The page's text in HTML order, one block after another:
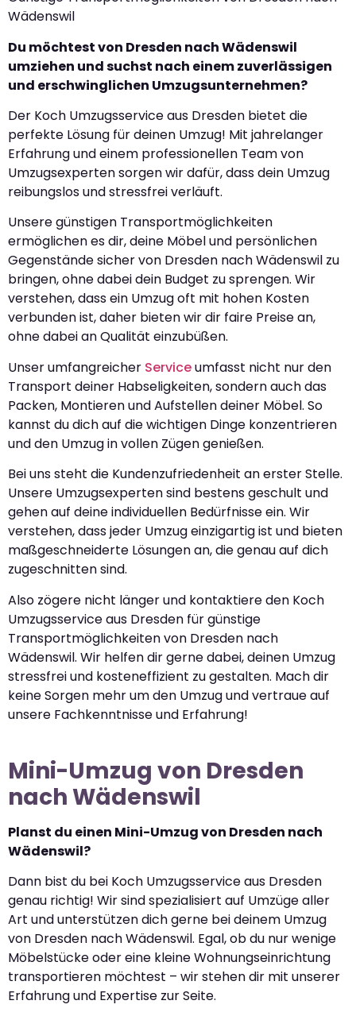
Wädenswil
Du möchtest von Dresden nach Wädenswil
umziehen und suchst nach einem zuverlässigen
und erschwinglichen Umzugsunternehmen?
Der Koch Umzugsservice aus Dresden bietet die
perfekte Lösung für deinen Umzug! Mit jahrelanger
Erfahrung und einem professionellen Team von
Umzugsexperten sorgen wir dafür, dass dein Umzug
reibungslos und stressfrei verläuft.
Unsere günstigen Transportmöglichkeiten
ermöglichen es dir, deine Möbel und persönlichen
Gegenstände sicher von Dresden nach Wädenswil zu
bringen, ohne dabei dein Budget zu sprengen. Wir
verstehen, dass ein Umzug oft mit hohen Kosten
verbunden ist, daher bieten wir dir faire Preise an,
ohne dabei an Qualität einzubüßen.
Unser umfangreicher Serviceumfasst nicht nur den
Transport deiner Habseligkeiten, sondern auch das
Packen, Montieren und Aufstellen deiner Möbel. So
kannst du dich auf die wichtigen Dinge konzentrieren
und den Umzug in vollen Zügen genießen.
Bei uns steht die Kundenzufriedenheit an erster Stelle.
Unsere Umzugsexperten sind bestens geschult und
gehen auf deine individuellen Bedürfnisse ein. Wir
verstehen, dass jeder Umzug einzigartig ist und bieten
maßgeschneiderte Lösungen an, die genau auf dich
zugeschnitten sind.
Also zögere nicht länger und kontaktiere den Koch
Umzugsservice aus Dresden für günstige
Transportmöglichkeiten von Dresden nach
Wädenswil. Wir helfen dir gerne dabei, deinen Umzug
stressfrei und kosteneffizient zu gestalten. Mach dir
keine Sorgen mehr um den Umzug und vertraue auf
unsere Fachkenntnisse und Erfahrung!
Mini-Umzug von Dresden
nach Wädenswil
Planst du einen Mini-Umzug von Dresden nach
Wädenswil?
Dann bist du bei Koch Umzugsservice aus Dresden
genau richtig! Wir sind spezialisiert auf Umzüge aller
Art und unterstützen dich gerne bei deinem Umzug
von Dresden nach Wädenswil. Egal, ob du nur wenige
Möbelstücke oder eine kleine Wohnungseinrichtung
transportieren möchtest – wir stehen dir mit unserer
Erfahrung und Expertise zur Seite.